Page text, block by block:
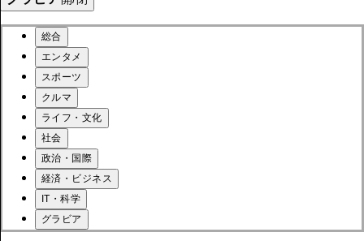
総合
エンタメ
スポーツ
クルマ
ライフ・文化
社会
政治・国際
経済・ビジネス
IT・科学
グラビア